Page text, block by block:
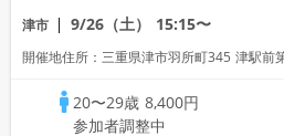
ン
津市 9/26（土） 15:15〜
開催地住所：三重県津市羽所町345 津駅前
20〜29歳 8,400円
参加者調整中